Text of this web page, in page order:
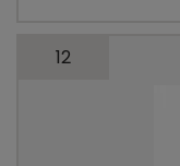
12